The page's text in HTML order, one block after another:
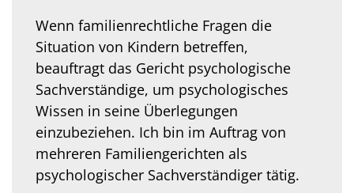
Wenn familienrechtliche Fragen die
Situation von Kindern betreffen,
beauftragt das Gericht psychologische
Sachverständige, um psychologisches
Wissen in seine Überlegungen
einzubeziehen. Ich bin im Auftrag von
mehreren Familiengerichten als
psychologischer Sachverständiger tätig.